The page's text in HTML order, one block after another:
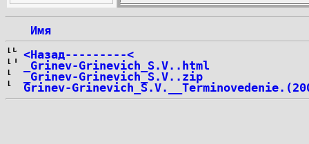
Имя
<Назад---------<
_Grinev-Grinevich_S.V..html
_Grinev-Grinevich_S.V..zip
Grinev-